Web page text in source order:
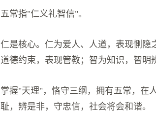
五常指"仁义礼智信"。
仁是核心。仁为爱人、人道，表现惻
道德约束，表现管教；智为知识，智明
掌握"天理"，恪守三纲，拥有五常，在
耻，辨是非，守忠信，社会将会和谐。